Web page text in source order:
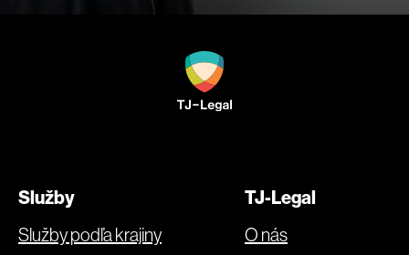
Služby
Služby podľa krajiny
TJ-Legal
O nás